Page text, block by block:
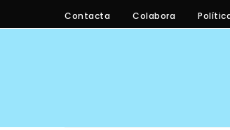
Contacta Colabora